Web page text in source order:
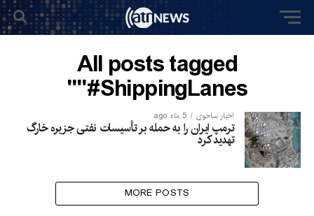
All posts tagged
"#ShippingLanes"
اخبار ساحوی 5 ماه ago
ترمپ ایران را به حمله بر تأسیسات نفتی جزیره خارگ
تهدید کرد
MORE POSTS